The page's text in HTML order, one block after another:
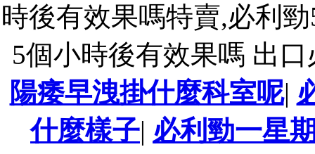
時後有效果嗎特賣,必利
5個小時後有效果嗎 出
陽痿早洩掛什麼科室呢|
什麼樣子| 必利勁一星